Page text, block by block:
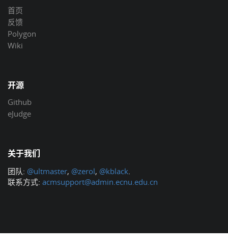
首页
反馈
Polygon
Wiki
开源
Github
eJudge
关于我们
团队: @ultmaster, @zerol, @kblack
联系方式: acmsupport@admin.ecnu.edu.cn